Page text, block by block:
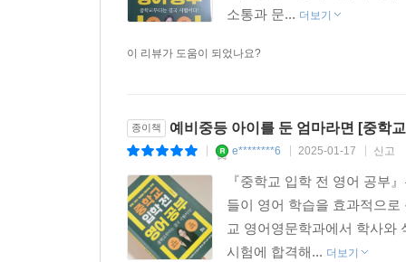
소통과 문... 더보기
이 리뷰가 도움이 되었나요?
종이책 예비중등 아이를 둔 엄마라면 [중학
e********6 2025-01-17 신고
『중학교 입학 전 영어 공부
들이 영어 학습을 효과적으
교 영어영문학과에서 학사와
시험에 합격해... 더보기